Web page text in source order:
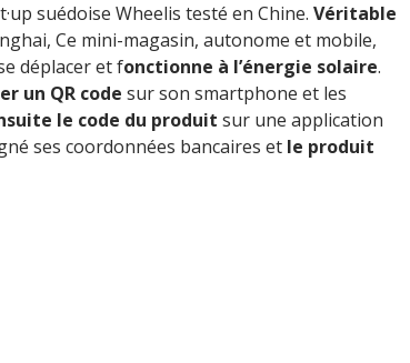
suédoise Wheelis testé en Chine. Véritable
Ce mini-magasin, autonome et mobile,
déplacer et fonctionne à l’énergie solaire.
un QR code sur son smartphone et les
le code du produit sur une application
ses coordonnées bancaires et le produit